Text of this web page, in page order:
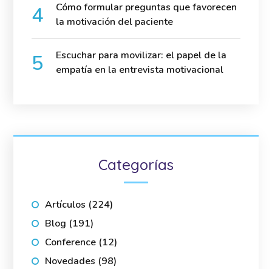
Cómo formular preguntas que favorecen
la motivación del paciente
Escuchar para movilizar: el papel de la
empatía en la entrevista motivacional
Categorías
Artículos (224)
Blog (191)
Conference (12)
Novedades (98)